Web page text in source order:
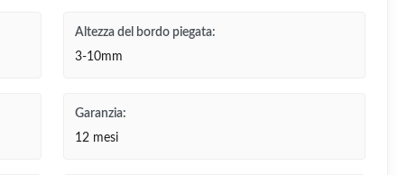
Altezza del bordo piegata:
3-10mm
Garanzia:
12 mesi